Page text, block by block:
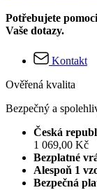
Potřebujete
Vaše dotazy.
Kontakt
Ověřená kvalita
Bezpečný a
Česká
1 069,00 Kč
Bezplatné
Alespoň 1
Bezpečná